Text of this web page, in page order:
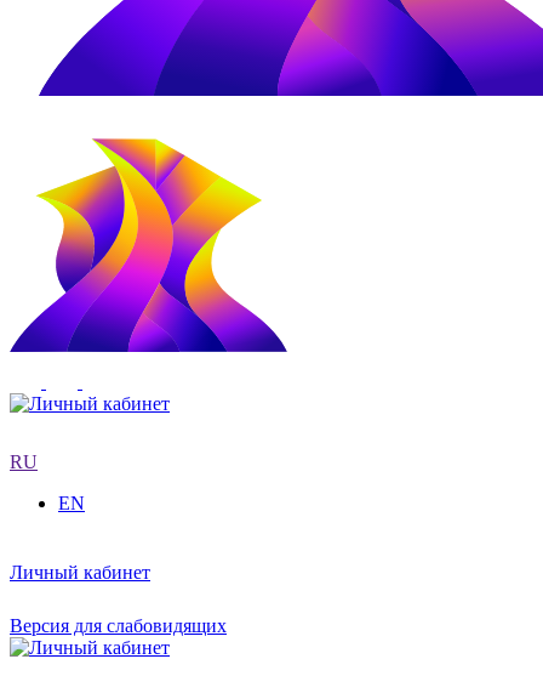
RU
EN
Личный кабинет
Версия для слабовидящих